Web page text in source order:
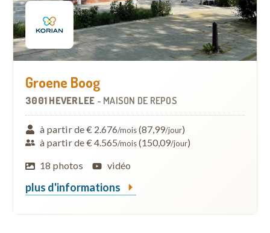
Groene Boog
3001 HEVERLEE - MAISON DE REPOS
à partir de € 2.676/mois(87,99/jour)
à partir de € 4.565/mois(150,09/jour)
18 photos
vidéo
plus d'informations